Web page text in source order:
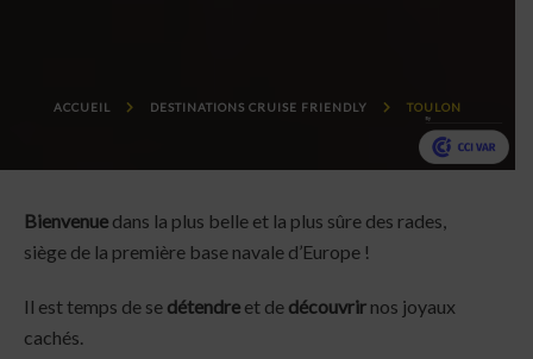
ACCUEIL DESTINATIONS CRUISE FRIENDLY TOULON
Bienvenue dans la plus belle et la plus sûre des rades,
siège de la première base navale d’Europe !
Il est temps de se détendre et de découvrir nos joyaux
cachés.